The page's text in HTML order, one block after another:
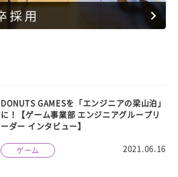
ゲーム 2021.06.16
DONUTS GAMESを「エンジニアの梁山泊」
に！【ゲーム事業部 エンジニアグループリ
ーダー インタビュー】